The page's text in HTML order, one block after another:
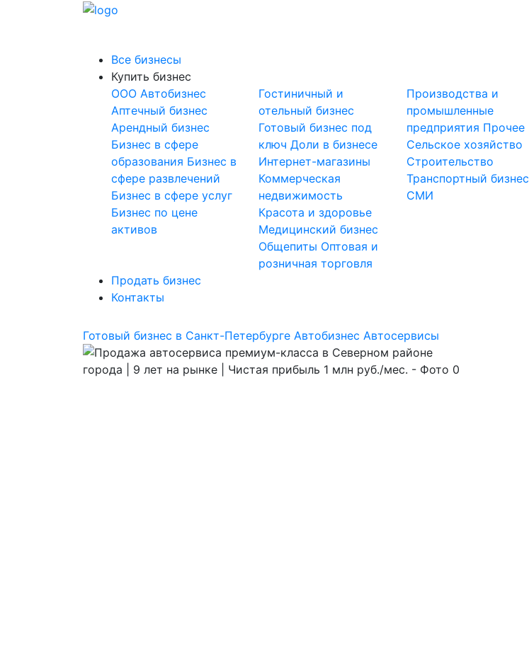
Все бизнесы
Купить бизнес
OOO Автобизнес
Аптечный бизнес
Арендный бизнес
Бизнес в сфере
образования Бизнес в
сфере развлечений
Бизнес в сфере услуг
Бизнес по цене
активов
Гостиничный и
отельный бизнес
Готовый бизнес под
ключДоли в бизнесе
Интернет-магазины
Коммерческая
недвижимость
Красота и здоровье
Медицинский бизнес
Общепиты Оптовая и
розничная торговля
Производства и
промышленные
предприятия Прочее
Сельское хозяйство
Строительство
Транспортный бизнес
СМИ
Продать бизнес
Контакты
Готовый бизнес в Санкт-Петербурге Автобизнес Автосервисы